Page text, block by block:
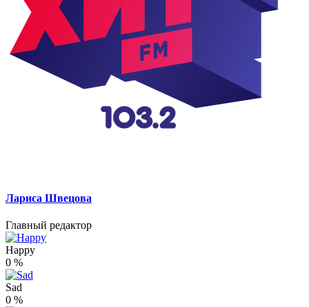
Лариса Швецова
Главный редактор
Happy
0 %
Sad
0 %